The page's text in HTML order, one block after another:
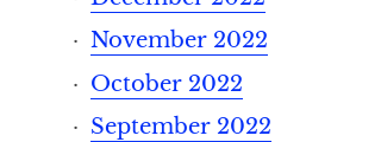
November 2022
October 2022
September 2022